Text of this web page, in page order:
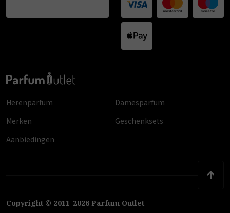
Herenparfum
Damesparfum
Merken
Geschenksets
Aanbiedingen
Copyright © 2011-2026 Parfum Outlet